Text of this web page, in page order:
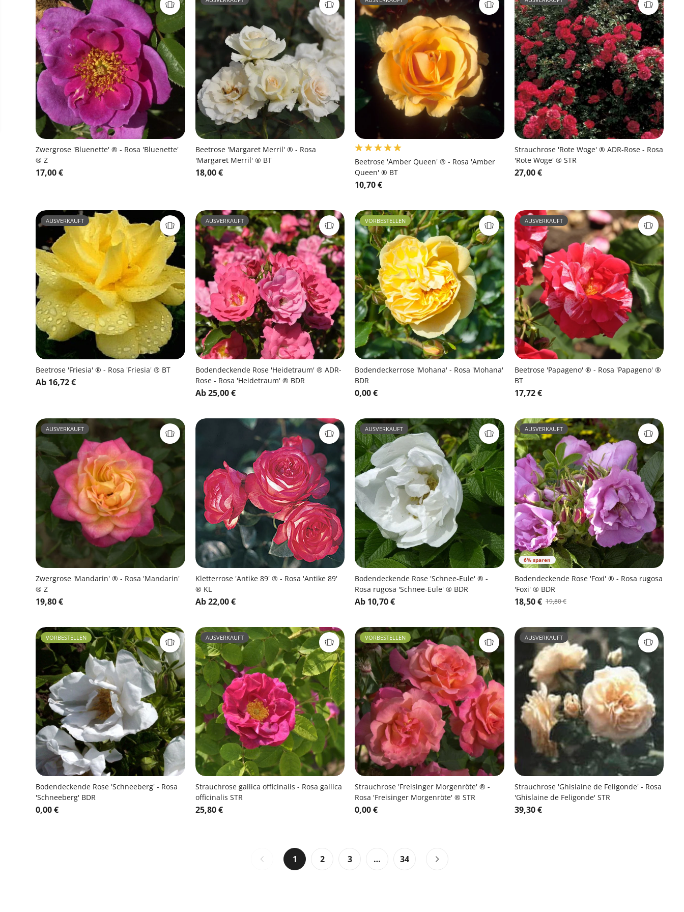
Zwergrose 'Bluenette' ® - Rosa 'Bluenette'
® Z
17,00 €
Beetrose 'Margaret Merril' ® - Rosa
'Margaret Merril' ® BT
18,00 €
Beetrose 'Amber Queen' ® - Rosa 'Amber
Queen' ® BT
10,70 €
Strauchrose 'Rote Woge' ® ADR-Rose - Rosa
'Rote Woge' ® STR
27,00 €
AUSVERKAUFT
Beetrose 'Friesia' ® - Rosa 'Friesia' ® BT
Ab 16,72 €
AUSVERKAUFT
Bodendeckende Rose 'Heidetraum' ® ADR-
Rose - Rosa 'Heidetraum' ® BDR
Ab 25,00 €
VORBESTELLEN
Bodendeckerrose 'Mohana' - Rosa 'Mohana'
BDR
0,00 €
AUSVERKAUFT
Beetrose 'Papageno' ® - Rosa 'Papageno' ®
BT
17,72 €
AUSVERKAUFT
Zwergrose 'Mandarin' ® - Rosa 'Mandarin'
® Z
19,80 €
Kletterrose 'Antike 89' ® - Rosa 'Antike 89'
® KL
Ab 22,00 €
AUSVERKAUFT
Bodendeckende Rose 'Schnee-Eule' ® -
Rosa rugosa 'Schnee-Eule' ® BDR
Ab 10,70 €
6% sparen
AUSVERKAUFT
Bodendeckende Rose 'Foxi' ® - Rosa rugosa
'Foxi' ® BDR
18,50 € 19,80 €
VORBESTELLEN
Bodendeckende Rose 'Schneeberg' - Rosa
'Schneeberg' BDR
0,00 €
AUSVERKAUFT
Strauchrose gallica officinalis - Rosa gallica
officinalis STR
25,80 €
VORBESTELLEN
Strauchrose 'Freisinger Morgenröte' ® -
Rosa 'Freisinger Morgenröte' ® STR
0,00 €
AUSVERKAUFT
Strauchrose 'Ghislaine de Feligonde' - Rosa
'Ghislaine de Feligonde' STR
39,30 €
1 2 3 … 34